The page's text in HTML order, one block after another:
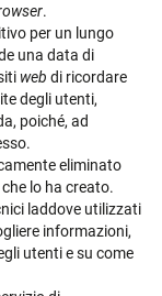
.
per un lungo
una data di
web di ricordare
degli utenti,
poiché, ad
eliminato
che lo ha creato.
laddove utilizzati
informazioni,
utenti e su come